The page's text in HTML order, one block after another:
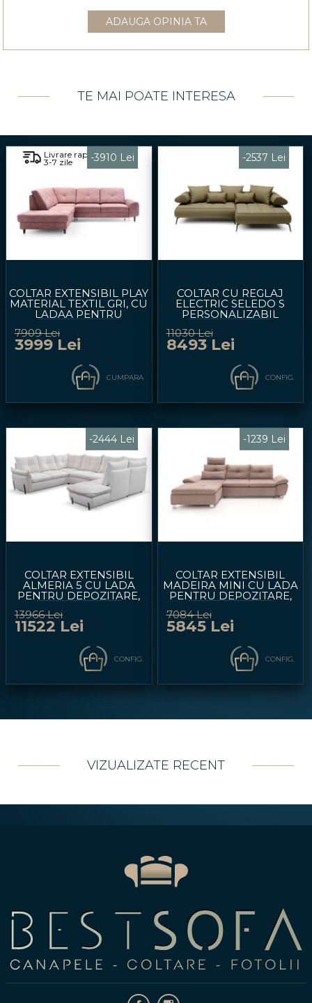
ADAUGA OPINIA TA
TE MAI POATE INTERESA
Livrare rapida
3-7 zile -3910 Lei
COLTAR EXTENSIBIL PLAY
MATERIAL TEXTIL GRI, CU
LADAA PENTRU
7909 Lei
3999 Lei
CUMPARA
-2537 Lei
COLTAR CU REGLAJ
ELECTRIC SELEDO S
PERSONALIZABIL
11030 Lei
8493 Lei
CONFIG.
-2444 Lei
COLTAR EXTENSIBIL
ALMERIA 5 CU LADA
PENTRU DEPOZITARE,
250X319X220CM
13966 Lei
11522 Lei
CONFIG.
-1239 Lei
COLTAR EXTENSIBIL
MADEIRA MINI CU LADA
PENTRU DEPOZITARE,
280X184CM
7084 Lei
5845 Lei
CONFIG.
VIZUALIZATE RECENT